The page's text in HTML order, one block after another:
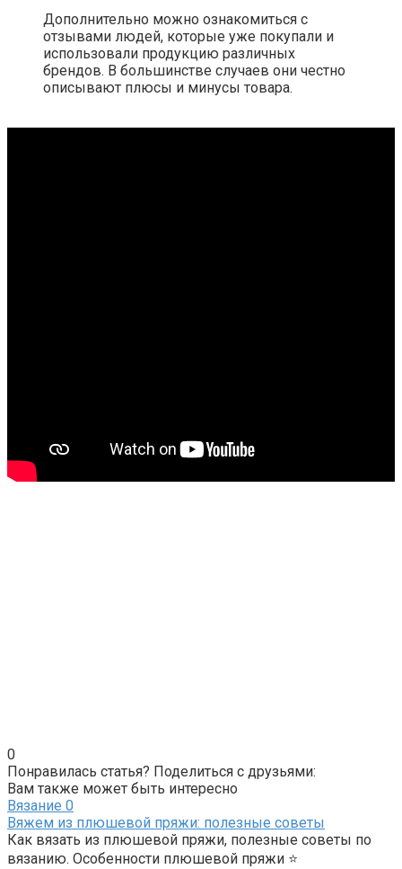
Дополнительно можно ознакомиться с
отзывами людей, которые уже покупали и
использовали продукцию различных
брендов. В большинстве случаев они честно
описывают плюсы и минусы товара.
0
Понравилась статья? Поделиться с друзьями:
Вам также может быть интересно
Вязание 0
Вяжем из плюшевой пряжи: полезные советы
Как вязать из плюшевой пряжи, полезные советы по
вязанию. Особенности плюшевой пряжи ⭐